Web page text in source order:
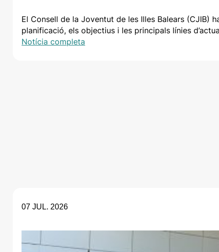
El Consell de la Joventut de les Illes Balears (CJIB)
planificació, els objectius i les principals línies
Notícia completa
07 JUL. 2026